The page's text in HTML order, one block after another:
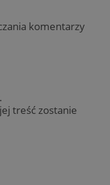
komentarzy
treść zostanie